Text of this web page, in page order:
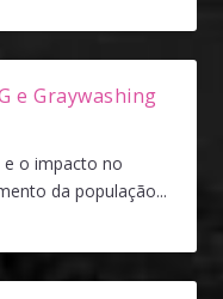
e Graywashing
o impacto no
da população...